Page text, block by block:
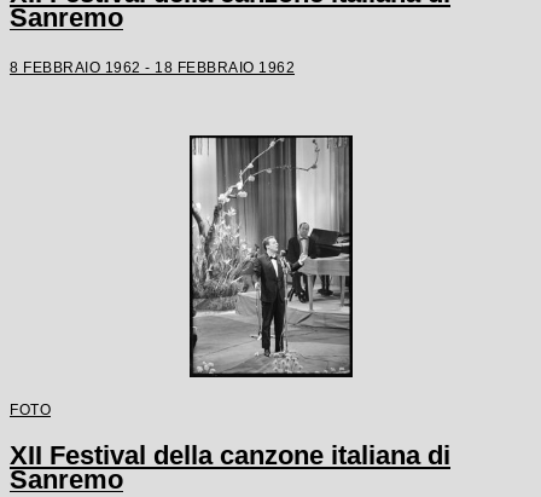
Sanremo
8 FEBBRAIO 1962 - 18 FEBBRAIO 1962
FOTO
XII Festival della canzone italiana di
Sanremo